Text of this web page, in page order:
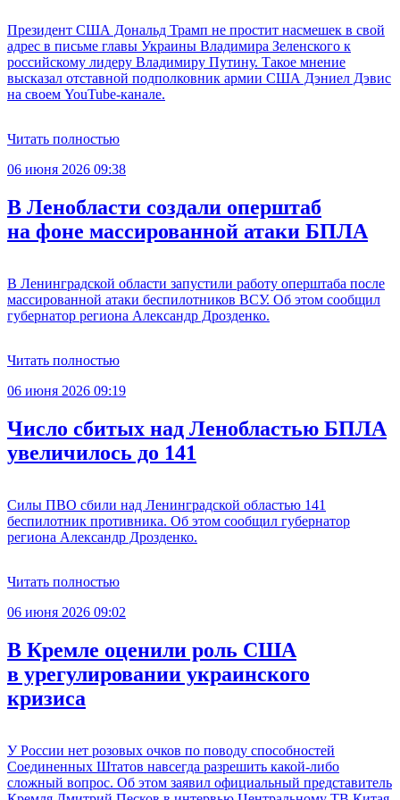
Президент США Дональд Трамп не простит насмешек в свой
адрес в письме главы Украины Владимира Зеленского к
российскому лидеру Владимиру Путину. Такое мнение
высказал отставной подполковник армии США Дэниел Дэвис
на своем YouTube-канале.
Читать полностью
06 июня 2026 09:38
В Ленобласти создали оперштаб
на фоне массированной атаки БПЛА
В Ленинградской области запустили работу оперштаба после
массированной атаки беспилотников ВСУ. Об этом сообщил
губернатор региона Александр Дрозденко.
Читать полностью
06 июня 2026 09:19
Число сбитых над Ленобластью БПЛА
увеличилось до 141
Силы ПВО сбили над Ленинградской областью 141
беспилотник противника. Об этом сообщил губернатор
региона Александр Дрозденко.
Читать полностью
06 июня 2026 09:02
В Кремле оценили роль США
в урегулировании украинского
кризиса
У России нет розовых очков по поводу способностей
Соединенных Штатов навсегда разрешить какой-либо
сложный вопрос. Об этом заявил официальный представитель